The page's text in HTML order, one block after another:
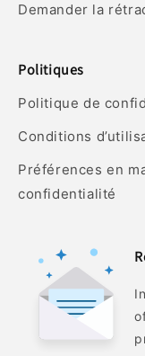
Demander la
Politiques
Politique de
Conditions
Préférences en
confidentialité